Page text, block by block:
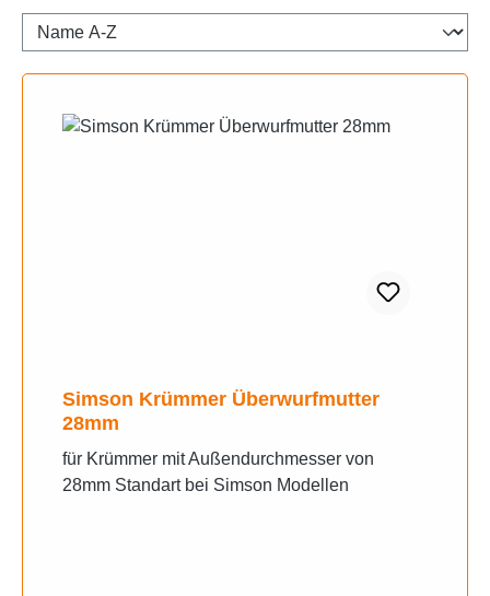
Simson Krümmer Überwurfmutter
28mm
für Krümmer mit Außendurchmesser von
28mm Standart bei Simson Modellen